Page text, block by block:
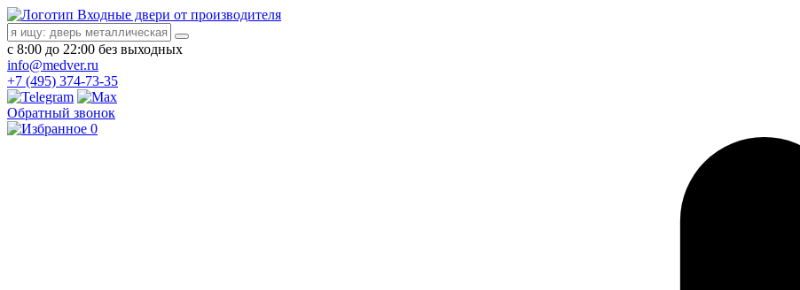
Входные двери от производителя
с 8:00 до 22:00 без выходных
info@medver.ru
+7 (495) 374-73-35
Обратный звонок
0